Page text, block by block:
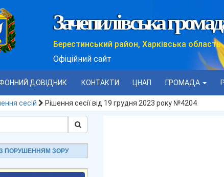
Зачепилівська
Берестинський район, Харківська область
Офіційний сайт
ДОВІДНИК КОНТАКТИ ЦНАП ГРОМАДА
сесій Рішення сесії від 19 грудня 2023 року №4204
ПОРУШЕННЯМ ЗОРУ